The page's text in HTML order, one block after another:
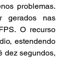
problemas.
gerados nas
O recurso
estendendo
dez segundos,